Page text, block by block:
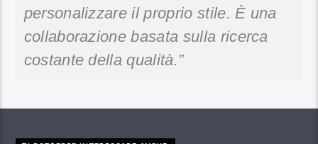
personalizzare il proprio stile. È una
collaborazione basata sulla ricerca
costante della qualità.”